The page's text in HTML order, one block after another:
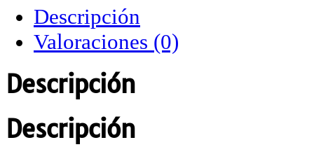
Descripción
Valoraciones (0)
Descripción
Descripción